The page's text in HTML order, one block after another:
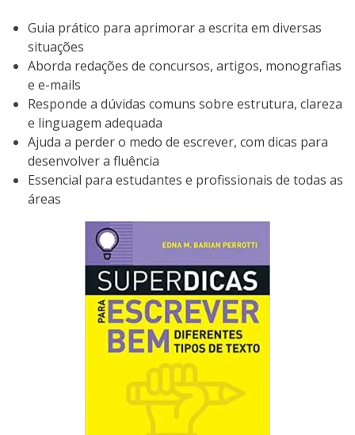
Guia prático para aprimorar a escrita em diversas
situações
Aborda redações de concursos, artigos, monografias
e e-mails
Responde a dúvidas comuns sobre estrutura, clareza
e linguagem adequada
Ajuda a perder o medo de escrever, com dicas para
desenvolver a fluência
Essencial para estudantes e profissionais de todas as
áreas